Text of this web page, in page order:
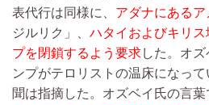
表代行は同様に、 アダナにある
ジルリク」、 ハタイおよびキリ
プを閉鎖するよう要求した。オ
ンプがテロリストの温床になっ
聞は指摘した。オズベイ氏の言葉